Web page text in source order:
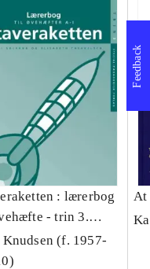
: lærerbog
- trin 3.
til øvehæfter
(f. 1957-
At
Feedback